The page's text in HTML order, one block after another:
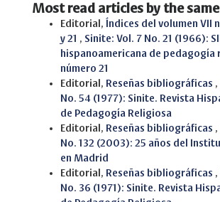
Most read articles by the
Editorial, Índices del volumen VII
y 21 , Sinite: Vol. 7 No. 21 (1966):
hispanoamericana de pedagogía
número 21
Editorial, Reseñas bibliográficas ,
No. 54 (1977): Sinite. Revista
de Pedagogía Religiosa
Editorial, Reseñas bibliográficas ,
No. 132 (2003): 25 años del
en Madrid
Editorial, Reseñas bibliográficas ,
No. 36 (1971): Sinite. Revista